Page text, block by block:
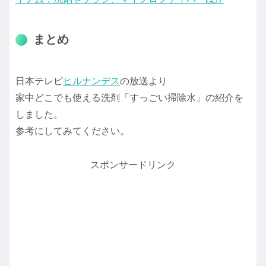
まとめ
日本テレビヒルナンデスの放送より
家中どこでも使える洗剤「すっごい掃除水」の紹介を
しました。
参考にしてみてください。
スポンサードリンク